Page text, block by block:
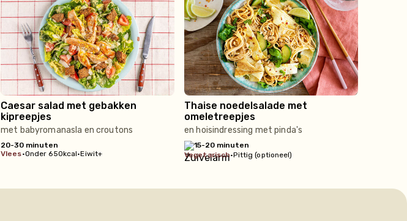
Caesar salad met gebakken
kipreepjes
met babyromanasla en croutons
20-30 minuten
vlees•Onder 650kcal•Eiwit+
Thaise noedelsalade met
omeletreepjes
en hoisindressing met pinda's
15-20 minuten
vegetarisch•Pittig (optioneel)